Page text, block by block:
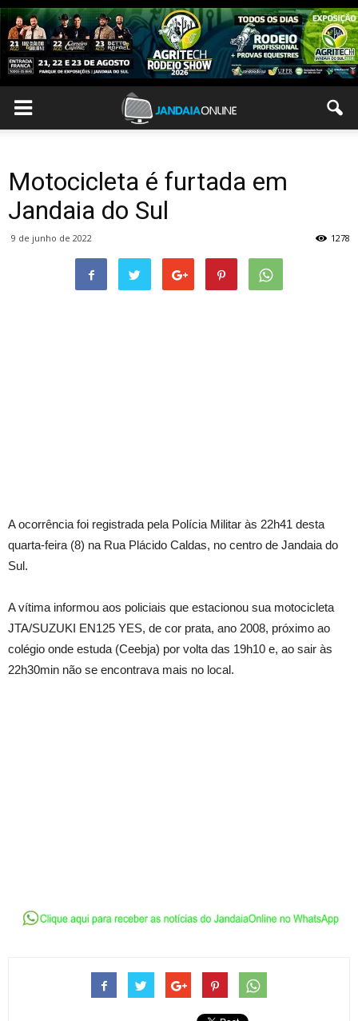
Motocicleta é furtada em
Jandaia do Sul
9 de junho de 2022 1278
A ocorrência foi registrada pela Polícia Militar às 22h41 desta
quarta-feira (8) na Rua Plácido Caldas, no centro de Jandaia do
Sul.
A vítima informou aos policiais que estacionou sua motocicleta
JTA/SUZUKI EN125 YES, de cor prata, ano 2008, próximo ao
colégio onde estuda (Ceebja) por volta das 19h10 e, ao sair às
22h30min não se encontrava mais no local.